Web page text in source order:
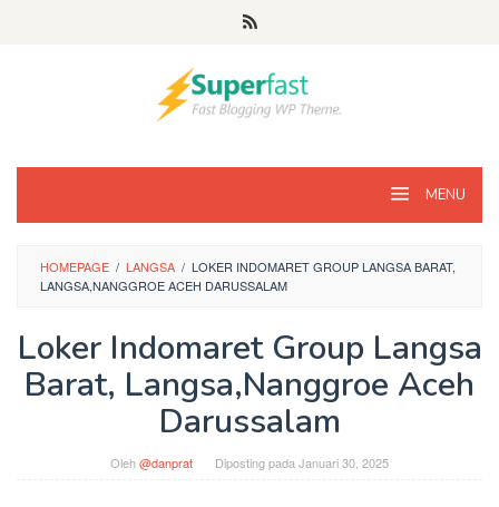
MENU
HOMEPAGE / LANGSA / LOKER INDOMARET GROUP LANGSA BARAT,
LANGSA,NANGGROE ACEH DARUSSALAM
Loker Indomaret Group Langsa
Barat, Langsa,Nanggroe Aceh
Darussalam
Oleh@danprat Diposting pada Januari 30, 2025